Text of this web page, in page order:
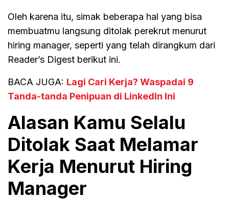
Oleh karena itu, simak beberapa hal yang bisa
membuatmu langsung ditolak perekrut menurut
hiring manager, seperti yang telah dirangkum dari
Reader’s Digest berikut ini.
BACA JUGA: Lagi Cari Kerja? Waspadai 9
Tanda-tanda Penipuan di LinkedIn Ini
Alasan Kamu Selalu
Ditolak Saat Melamar
Kerja Menurut Hiring
Manager